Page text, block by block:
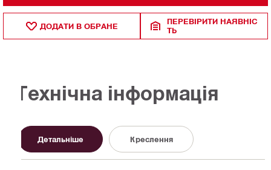
ДОДАТИ В ОБРАНЕ
ПЕРЕВІРИТИ НАЯВНІС
ТЬ
Технічна інформація
Детальніше Креслення